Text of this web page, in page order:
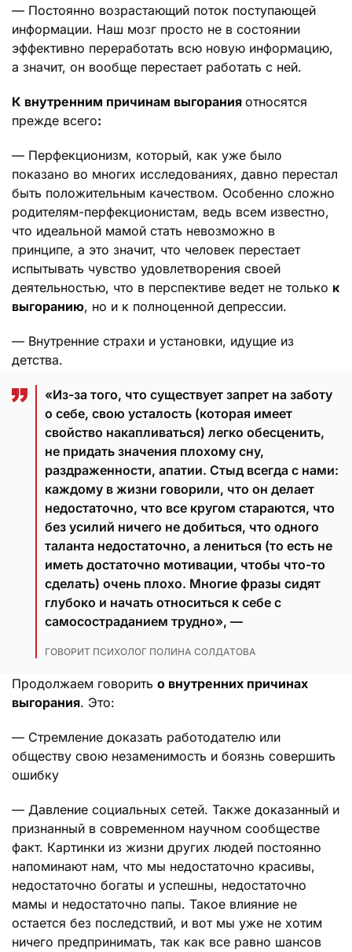
— Постоянно возрастающий поток поступающей
информации. Наш мозг просто не в состоянии
эффективно переработать всю новую информацию,
а значит, он вообще перестает работать с ней.
К внутренним причинам выгорания относятся
прежде всего:
— Перфекционизм, который, как уже было
показано во многих исследованиях, давно перестал
быть положительным качеством. Особенно сложно
родителям-перфекционистам, ведь всем известно,
что идеальной мамой стать невозможно в
принципе, а это значит, что человек перестает
испытывать чувство удовлетворения своей
деятельностью, что в перспективе ведет не только к
выгоранию, но и к полноценной депрессии.
— Внутренние страхи и установки, идущие из
детства.
«Из-за того, что существует запрет на заботу
о себе, свою усталость (которая имеет
свойство накапливаться) легко обесценить,
не придать значения плохому сну,
раздраженности, апатии. Стыд всегда с нами:
каждому в жизни говорили, что он делает
недостаточно, что все кругом стараются, что
без усилий ничего не добиться, что одного
таланта недостаточно, а лениться (то есть не
иметь достаточно мотивации, чтобы что-то
сделать) очень плохо. Многие фразы сидят
глубоко и начать относиться к себе с
самосостраданием трудно», —
ГОВОРИТ ПСИХОЛОГ ПОЛИНА СОЛДАТОВА
Продолжаем говорить о внутренних причинах
выгорания. Это:
— Стремление доказать работодателю или
обществу свою незаменимость и боязнь совершить
ошибку
— Давление социальных сетей. Также доказанный и
признанный в современном научном сообществе
факт. Картинки из жизни других людей постоянно
напоминают нам, что мы недостаточно красивы,
недостаточно богаты и успешны, недостаточно
мамы и недостаточно папы. Такое влияние не
остается без последствий, и вот мы уже не хотим
ничего предпринимать, так как все равно шансов